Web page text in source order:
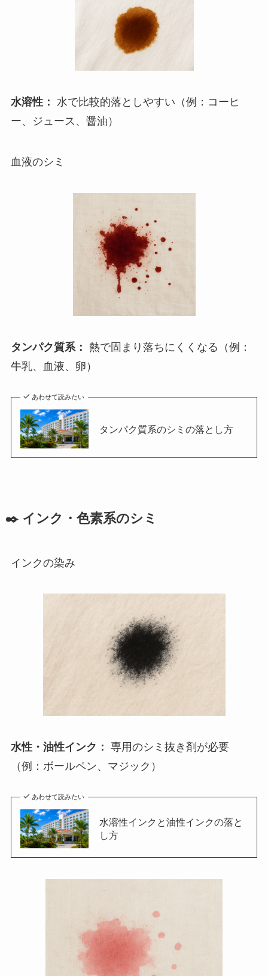
水溶性： 水で比較的落としやすい（例：コーヒ
ー、ジュース、醤油）
血液のシミ
タンパク質系： 熱で固まり落ちにくくなる（例：
牛乳、血液、卵）
あわせて読みたい
タンパク質系のシミの落とし方
✒️ インク・色素系のシミ
インクの染み
水性・油性インク： 専用のシミ抜き剤が必要
（例：ボールペン、マジック）
あわせて読みたい
水溶性インクと油性インクの落と
し方